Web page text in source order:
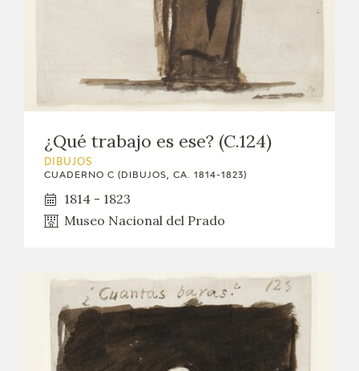
¿Qué trabajo es ese? (C.124)
DIBUJOS
CUADERNO C (DIBUJOS, CA. 1814-1823)
1814 - 1823
Museo Nacional del Prado